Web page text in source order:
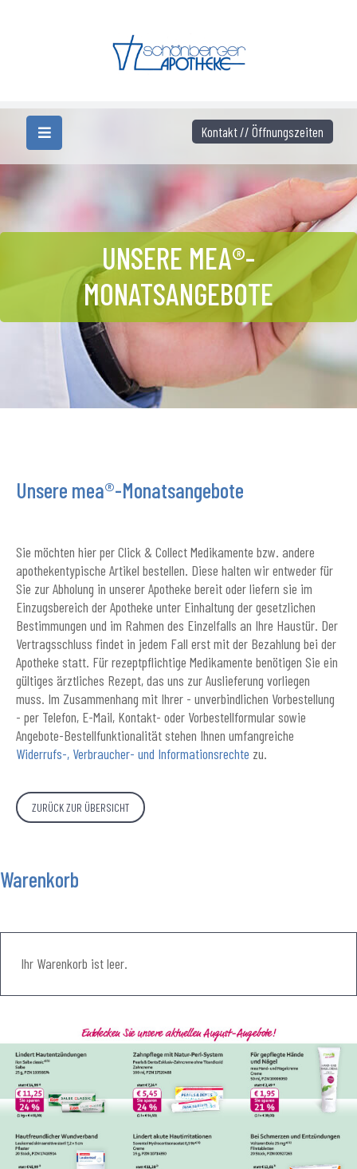
UNSERE MEA®-
MONATSANGEBOTE
Unsere mea®-Monatsangebote
Sie möchten hier per Click & Collect Medikamente bzw. andere
apothekentypische Artikel bestellen. Diese halten wir entweder für
Sie zur Abholung in unserer Apotheke bereit oder liefern sie im
Einzugsbereich der Apotheke unter Einhaltung der gesetzlichen
Bestimmungen und im Rahmen des Einzelfalls an Ihre Haustür. Der
Vertragsschluss findet in jedem Fall erst mit der Bezahlung bei der
Apotheke statt. Für rezeptpflichtige Medikamente benötigen Sie ein
gültiges ärztliches Rezept, das uns zur Auslieferung vorliegen
muss. Im Zusammenhang mit Ihrer - unverbindlichen Vorbestellung
- per Telefon, E-Mail, Kontakt- oder Vorbestellformular sowie
Angebote-Bestellfunktionalität stehen Ihnen umfangreiche
Widerrufs-, Verbraucher- und Informationsrechte zu.
ZURÜCK ZUR ÜBERSICHT
Warenkorb
Ihr Warenkorb ist leer.
Kontakt // Öffnungszeiten